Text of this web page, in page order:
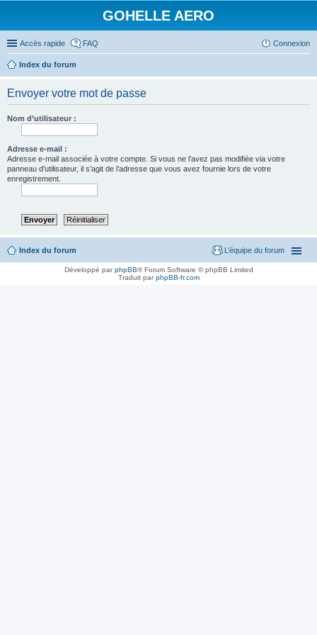
GOHELLE AERO
Accès rapide FAQ Connexion
Index du forum
Envoyer votre mot de passe
Nom d’utilisateur :
Adresse e-mail :
Adresse e-mail associée à votre compte. Si vous ne l’avez pas modifiée via votre
panneau d’utilisateur, il s’agit de l’adresse que vous avez fournie lors de votre
enregistrement.
Index du forum L’équipe du forum
Développé parphpBB® Forum Software © phpBB Limited
Traduit parphpBB-fr.com